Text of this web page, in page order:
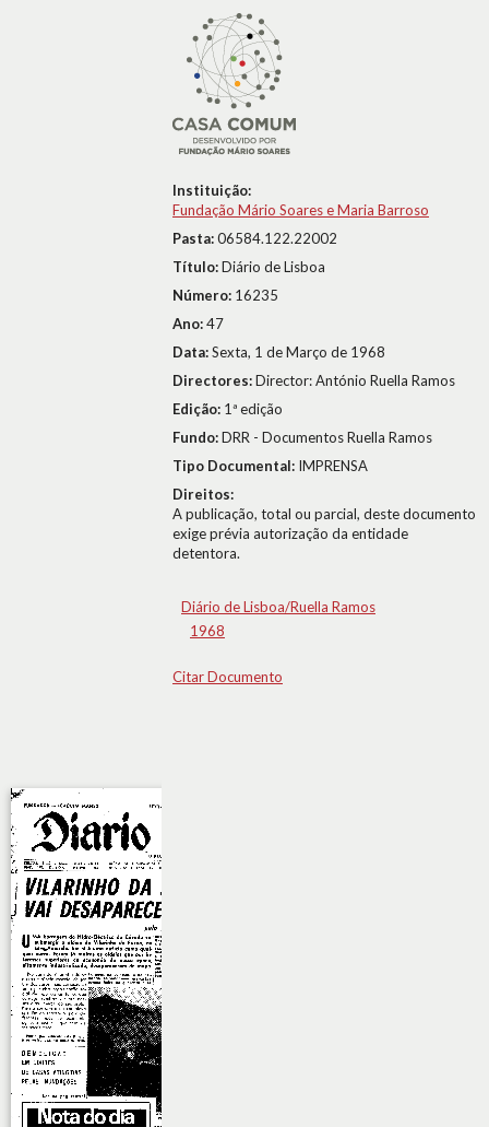
Instituição:
Fundação Mário Soares e Maria Barroso
Pasta:06584.122.22002
Título:Diário de Lisboa
Número: 16235
Ano:47
Data:Sexta, 1 de Março de 1968
Directores:Director: António Ruella Ramos
Edição: 1ª edição
Fundo:DRR - Documentos Ruella Ramos
Tipo Documental: IMPRENSA
Direitos:
A publicação, total ou parcial, deste documento
exige prévia autorização da entidade
detentora.
Diário de Lisboa/Ruella Ramos
1968
Citar Documento